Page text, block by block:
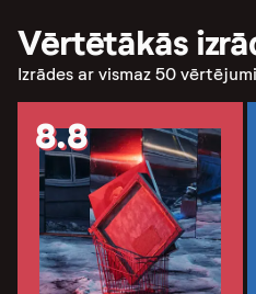
Vērtētākās
Izrādes ar vismaz 50
8.8